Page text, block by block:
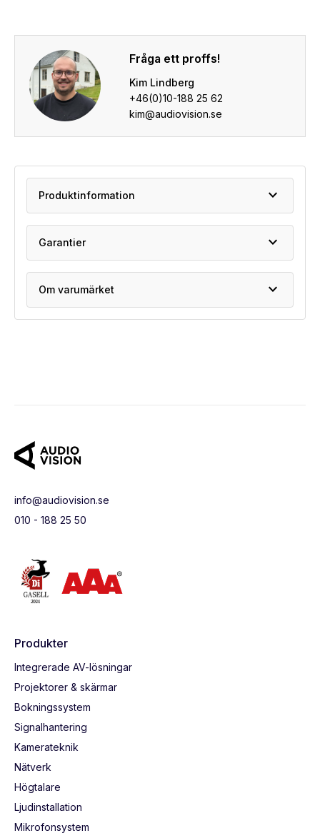
Fråga ett proffs!
Kim Lindberg
+46(0)10-188 25 62
kim@audiovision.se
Produktinformation expand_more
Garantier expand_more
Om varumärket expand_more
info@audiovision.se
010 - 188 25 50
Produkter
Integrerade AV-lösningar
Projektorer & skärmar
Bokningssystem
Signalhantering
Kamerateknik
Nätverk
Högtalare
Ljudinstallation
Mikrofonsystem